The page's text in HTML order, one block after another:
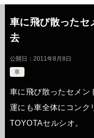
車に飛び散ったセ
去
公開日： 2011年8月8日
車
車に飛び散ったセメ
運にも車全体にコンク
TOYOTAセルシオ。